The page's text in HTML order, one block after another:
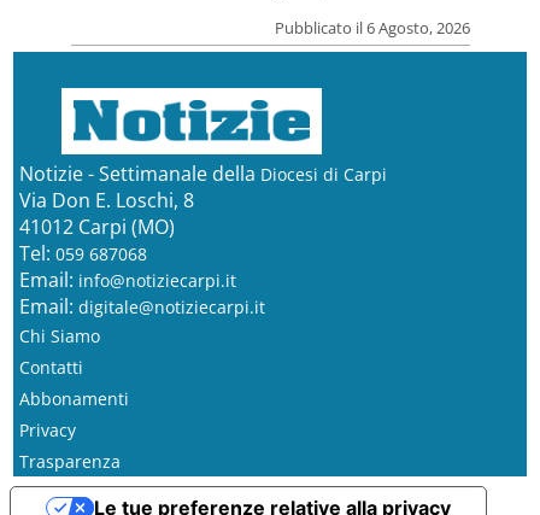
Pubblicato il 6 Agosto, 2026
Notizie - Settimanale della Diocesi di Carpi
Via Don E. Loschi, 8
41012 Carpi (MO)
Tel: 059 687068
Email: info@notiziecarpi.it
Email: digitale@notiziecarpi.it
Chi Siamo
Contatti
Abbonamenti
Privacy
Trasparenza
Le tue preferenze relative alla privacy